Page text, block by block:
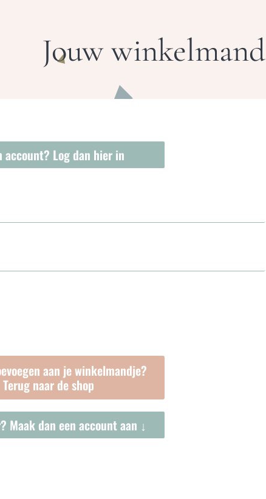
Jouw winkelmand
account? Log dan hier in
aan je winkelmandje?
Terug naar de shop
Maak dan een account aan ↓